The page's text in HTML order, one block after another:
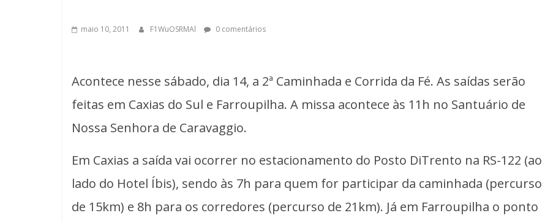
maio 10, 2011 F1WuOSRMAl 0 comentários
Acontece nesse sábado, dia 14, a 2ª Caminhada e Corrida da Fé. As saídas serão
feitas em Caxias do Sul e Farroupilha. A missa acontece às 11h no Santuário de
Nossa Senhora de Caravaggio.
Em Caxias a saída vai ocorrer no estacionamento do Posto DiTrento na RS-122 (ao
lado do Hotel Íbis), sendo às 7h para quem for participar da caminhada (percurso
de 15km) e 8h para os corredores (percurso de 21km). Já em Farroupilha o ponto